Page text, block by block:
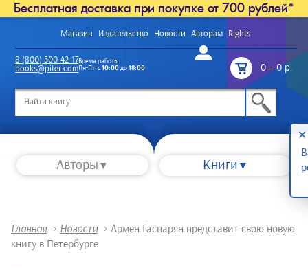
Бесплатная доставка при покупке от 700 рублей*
Магазин Издательство Новости Авторам Rights
Войти
0=0 р.
8 (800) 500-42-17
books@piter.com
Время работы:
Пн-Пт: с10:00до18:00
Авторы Книги
Главная > Новости > Армен Гаспарян представит свою новую
книгу в Петербурге
✕